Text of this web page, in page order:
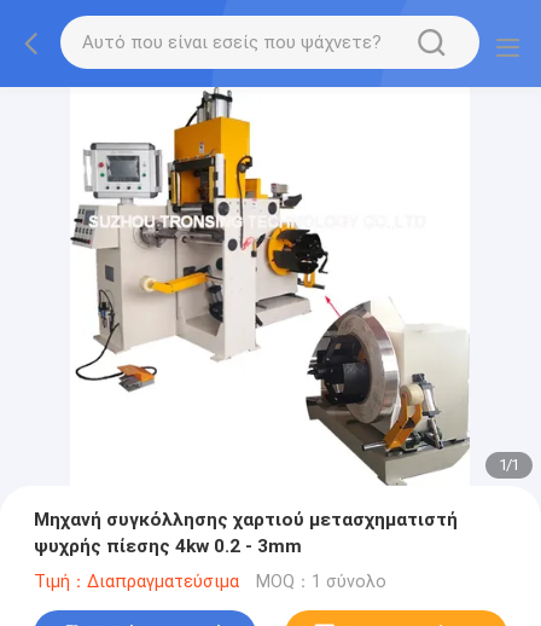
1/1
Μηχανή συγκόλλησης χαρτιού μετασχηματιστή
ψυχρής πίεσης 4kw 0.2 - 3mm
Τιμή：Διαπραγματεύσιμα MOQ：1 σύνολο